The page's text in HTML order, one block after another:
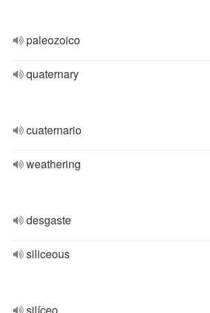
paleozoico
quaternary
cuaternario
weathering
desgaste
siliceous